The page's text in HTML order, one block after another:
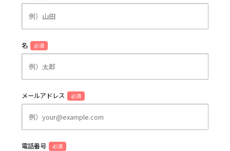
名 必須
メールアドレス 必須
電話番号 必須